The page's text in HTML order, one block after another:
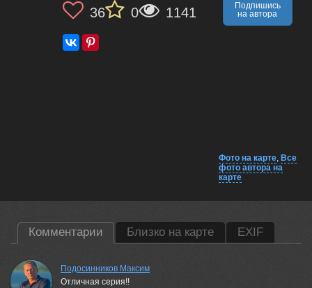
36 0 1141
Подпишись
на автора
Фото на карте, Все
фото автора на
карте
Комментарии Близко на карте EXIF
Подосинников Максим
Отличная серия!!